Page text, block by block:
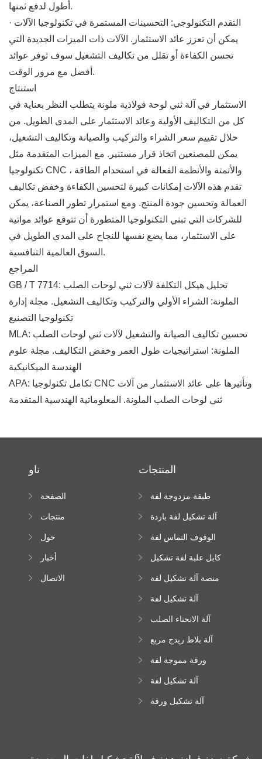
أطول لدفع ثمنها.
· التقدم التكنولوجي: التحسينات المستمرة في تكنولوجيا الآلات
يمكن أن تعزز عائد الاستثمار. الآلات ذات الميزات الجديدة التي
تحسن الكفاءة أو تقلل من تكاليف التشغيل سوف توفر عوائد
أفضل مع مرور الوقت.
استنتاج
الاستثمار في آلة ثني لوحة فولاذية ملونة يتطلب النظر بعناية في
كل من التكاليف الأولية وعائد الاستثمار على المدى الطويل. من
خلال تقييم سعر الشراء والتركيب والصيانة وتكاليف التشغيل،
يمكن للمصنعين اتخاذ قرار مستنير. مع الميزات المتقدمة مثل
تكنولوجيا CNC والأتمتة والأنظمة الفعالة في استخدام الطاقة ،
تقدم هذه الآلات إمكانات كبيرة لتحسين الكفاءة وخفض تكاليف
العمالة وتحسين جودة المنتج. ومع استمرار تطور الصناعة، يمكن
للشركات التي تبني التكنولوجيا المتطورة أن تتوقع عوائد مواتية
على الاستثمار، مما يضع نفسها للنجاح على المدى الطويل في
السوق العالمية التنافسية.
المراجع
GB / T 7714: تحليل هيكل التكلفة لآلات ثني لوحات الصلب
الملونة: الشراء الأولي والتركيب وتكاليف التشغيل. مجلة إدارة
تكنولوجيا التصنيع
MLA: تحسين تكاليف الصيانة والتشغيل لآلات ثني لوحات الصلب
الملونة: استراتيجيات طول العمر وخفض التكاليف. مجلة علوم
الهندسة الميكانيكية
APA: تكامل تكنولوجيا CNC وتأثيرها على عائد الاستثمار من آلات
ثني لوحات الصلب الملونة. المعلوماتية الهندسية المتقدمة
ناو
الصفحة
منتجات
حول
أخبار
الاتصال
المنتجات
طبقة مزدوجة لفة
آلة تشكيل لفة باردة
الوقوف التماس لفة
كابل علبة لفة تشكيل
منصة آلة تشكيل لفة
آلة تشكيل لفة
آلة الانحناء الصلب
آلة بلاط ريدج مربع
ورقة مموجة لفة
آلة تشكيل لفة
آلة تشكيل ورقة